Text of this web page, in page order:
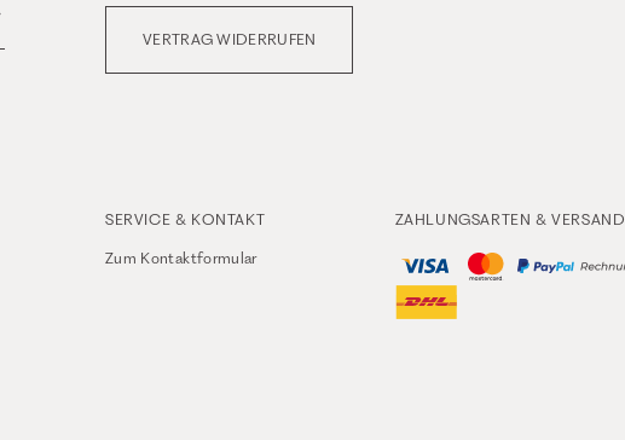
VERTRAG WIDERRUFEN
SERVICE & KONTAKT
Zum Kontaktformular
ZAHLUNGSARTEN & VERSAND